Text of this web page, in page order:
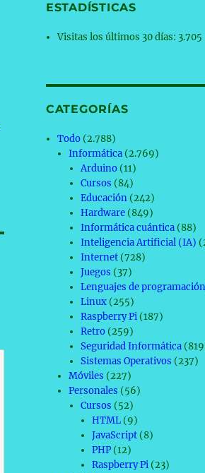
ESTADÍSTICAS
Visitas los últimos 30 días: 3.705
CATEGORÍAS
Todo (2.788)
Informática (2.769)
Arduino(11)
Cursos (84)
Educación(242)
Hardware(849)
Informática cuántica(88)
Inteligencia Artificial (IA)
Internet(728)
Juegos (37)
Lenguajes de programación
Linux(255)
Raspberry Pi(187)
Retro(259)
Seguridad Informática
Sistemas Operativos (237)
Móviles (227)
Personales (56)
Cursos (52)
HTML(9)
JavaScript(8)
PHP(12)
Raspberry Pi(23)